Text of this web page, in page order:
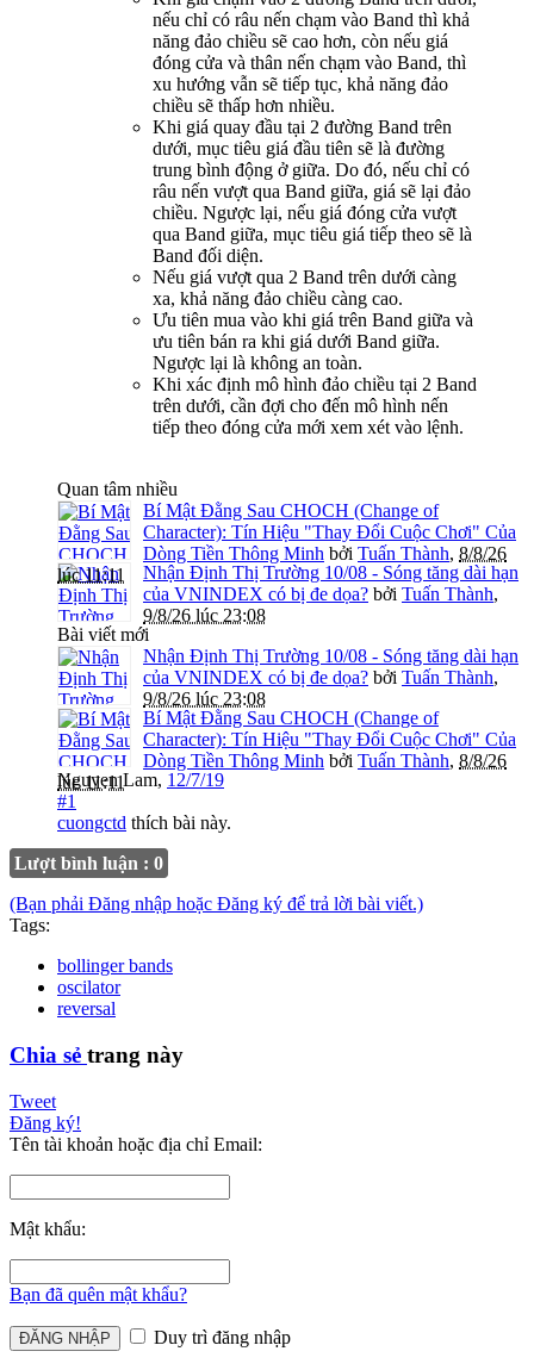
nếu chỉ có râu nến chạm vào Band thì khả
năng đảo chiều sẽ cao hơn, còn nếu giá
đóng cửa và thân nến chạm vào Band, thì
xu hướng vẫn sẽ tiếp tục, khả năng đảo
chiều sẽ thấp hơn nhiều.
Khi giá quay đầu tại 2 đường Band trên
dưới, mục tiêu giá đầu tiên sẽ là đường
trung bình động ở giữa. Do đó, nếu chỉ có
râu nến vượt qua Band giữa, giá sẽ lại đảo
chiều. Ngược lại, nếu giá đóng cửa vượt
qua Band giữa, mục tiêu giá tiếp theo sẽ là
Band đối diện.
Nếu giá vượt qua 2 Band trên dưới càng
xa, khả năng đảo chiều càng cao.
Ưu tiên mua vào khi giá trên Band giữa và
ưu tiên bán ra khi giá dưới Band giữa.
Ngược lại là không an toàn.
Khi xác định mô hình đảo chiều tại 2 Band
trên dưới, cần đợi cho đến mô hình nến
tiếp theo đóng cửa mới xem xét vào lệnh.
Quan tâm nhiều
Bí Mật Đằng Sau CHOCH (Change of
Character): Tín Hiệu "Thay Đổi Cuộc Chơi" Của
Dòng Tiền Thông Minh bởi Tuấn Thành, 8/8/26
lúc 11:11
Nhận Định Thị Trường 10/08 - Sóng tăng dài hạn
của VNINDEX có bị đe dọa? bởi Tuấn Thành,
9/8/26 lúc 23:08
Bài viết mới
Nhận Định Thị Trường 10/08 - Sóng tăng dài hạn
của VNINDEX có bị đe dọa? bởi Tuấn Thành,
9/8/26 lúc 23:08
Bí Mật Đằng Sau CHOCH (Change of
Character): Tín Hiệu "Thay Đổi Cuộc Chơi" Của
Dòng Tiền Thông Minh bởi Tuấn Thành, 8/8/26
lúc 11:11
Nguyen Lam, 12/7/19
#1
cuongctd thích bài này.
Lượt bình luận : 0
(Bạn phải Đăng nhập hoặc Đăng ký để trả lời bài viết.)
Tags:
bollinger bands
oscilator
reversal
Chia sẻ trang này
Tweet
Đăng ký!
Tên tài khoản hoặc địa chỉ Email:
Mật khẩu:
Bạn đã quên mật khẩu?
Duy trì đăng nhập